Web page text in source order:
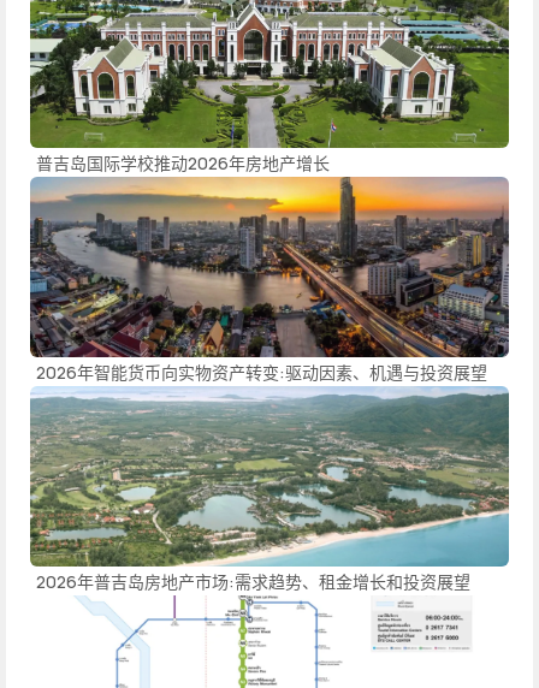
普吉岛国际学校推动2026年房地产增长
2026年智能货币向实物资产转变:驱动因素、机遇与投资展望
2026年普吉岛房地产市场:需求趋势、租金增长和投资展望